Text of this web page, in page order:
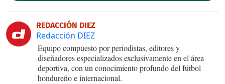
REDACCIÓN DIEZ
Redacción DIEZ
Equipo compuesto por periodistas, editores y
diseñadores especializados exclusivamente en el área
deportiva, con un conocimiento profundo del fútbol
hondureño e internacional.